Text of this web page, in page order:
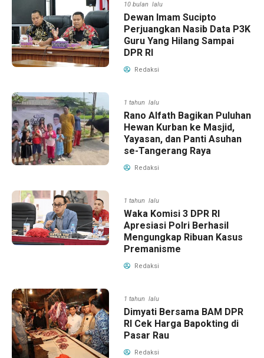
10 bulan lalu
Dewan Imam Sucipto
Perjuangkan Nasib Data P3K
Guru Yang Hilang Sampai
DPR RI
Redaksi
1 tahun lalu
Rano Alfath Bagikan Puluhan
Hewan Kurban ke Masjid,
Yayasan, dan Panti Asuhan
se-Tangerang Raya
Redaksi
1 tahun lalu
Waka Komisi 3 DPR RI
Apresiasi Polri Berhasil
Mengungkap Ribuan Kasus
Premanisme
Redaksi
1 tahun lalu
Dimyati Bersama BAM DPR
RI Cek Harga Bapokting di
Pasar Rau
Redaksi